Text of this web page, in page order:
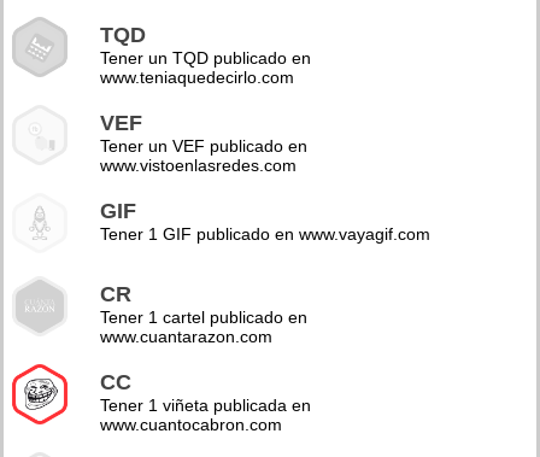
TQD
Tener un TQD publicado en
www.teniaquedecirlo.com
VEF
Tener un VEF publicado en
www.vistoenlasredes.com
GIF
Tener 1 GIF publicado en www.vayagif.com
CR
Tener 1 cartel publicado en
www.cuantarazon.com
CC
Tener 1 viñeta publicada en
www.cuantocabron.com